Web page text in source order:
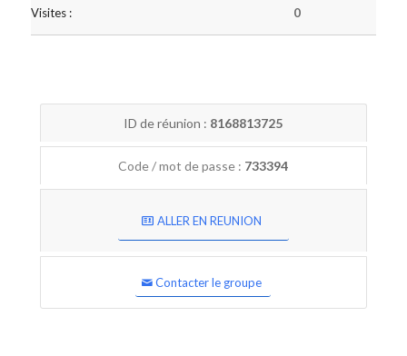
Visites : 0
ID de réunion : 8168813725
Code / mot de passe : 733394
ALLER EN REUNION
Contacter le groupe